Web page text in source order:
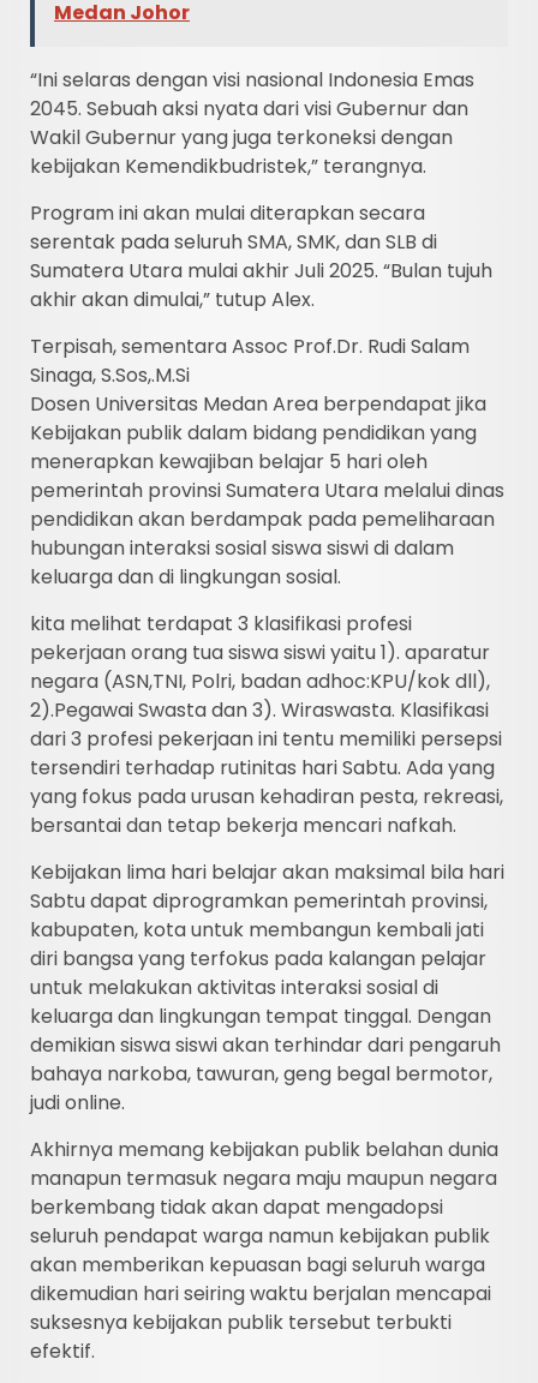
Medan Johor
“Ini selaras dengan visi nasional Indonesia Emas
2045. Sebuah aksi nyata dari visi Gubernur dan
Wakil Gubernur yang juga terkoneksi dengan
kebijakan Kemendikbudristek,” terangnya.
Program ini akan mulai diterapkan secara
serentak pada seluruh SMA, SMK, dan SLB di
Sumatera Utara mulai akhir Juli 2025. “Bulan tujuh
akhir akan dimulai,” tutup Alex.
Terpisah, sementara Assoc Prof.Dr. Rudi Salam
Sinaga, S.Sos,.M.Si
Dosen Universitas Medan Area berpendapat jika
Kebijakan publik dalam bidang pendidikan yang
menerapkan kewajiban belajar 5 hari oleh
pemerintah provinsi Sumatera Utara melalui dinas
pendidikan akan berdampak pada pemeliharaan
hubungan interaksi sosial siswa siswi di dalam
keluarga dan di lingkungan sosial.
kita melihat terdapat 3 klasifikasi profesi
pekerjaan orang tua siswa siswi yaitu 1). aparatur
negara (ASN,TNI, Polri, badan adhoc:KPU/kok dll),
2).Pegawai Swasta dan 3). Wiraswasta. Klasifikasi
dari 3 profesi pekerjaan ini tentu memiliki persepsi
tersendiri terhadap rutinitas hari Sabtu. Ada yang
yang fokus pada urusan kehadiran pesta, rekreasi,
bersantai dan tetap bekerja mencari nafkah.
Kebijakan lima hari belajar akan maksimal bila hari
Sabtu dapat diprogramkan pemerintah provinsi,
kabupaten, kota untuk membangun kembali jati
diri bangsa yang terfokus pada kalangan pelajar
untuk melakukan aktivitas interaksi sosial di
keluarga dan lingkungan tempat tinggal. Dengan
demikian siswa siswi akan terhindar dari pengaruh
bahaya narkoba, tawuran, geng begal bermotor,
judi online.
Akhirnya memang kebijakan publik belahan dunia
manapun termasuk negara maju maupun negara
berkembang tidak akan dapat mengadopsi
seluruh pendapat warga namun kebijakan publik
akan memberikan kepuasan bagi seluruh warga
dikemudian hari seiring waktu berjalan mencapai
suksesnya kebijakan publik tersebut terbukti
efektif.